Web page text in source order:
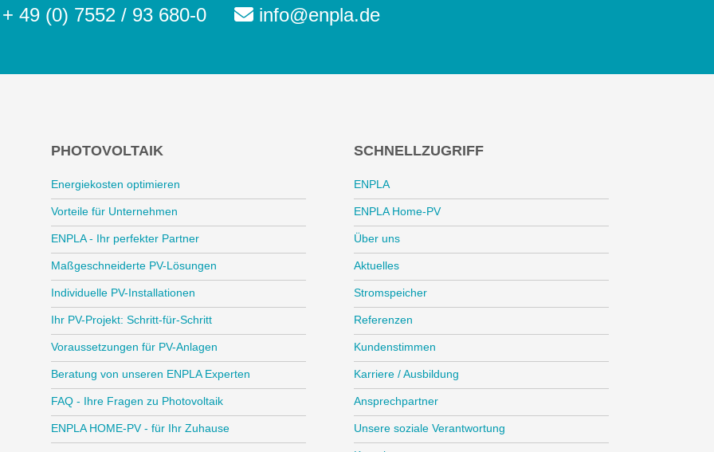
+ 49 (0) 7552 / 93 680-0 info@enpla.de
PHOTOVOLTAIK
Energiekosten optimieren
Vorteile für Unternehmen
ENPLA - Ihr perfekter Partner
Maßgeschneiderte PV-Lösungen
Individuelle PV-Installationen
Ihr PV-Projekt: Schritt-für-Schritt
Voraussetzungen für PV-Anlagen
Beratung von unseren ENPLA Experten
FAQ - Ihre Fragen zu Photovoltaik
ENPLA HOME-PV - für Ihr Zuhause
SCHNELLZUGRIFF
ENPLA
ENPLA Home-PV
Über uns
Aktuelles
Stromspeicher
Referenzen
Kundenstimmen
Karriere / Ausbildung
Ansprechpartner
Unsere soziale Verantwortung